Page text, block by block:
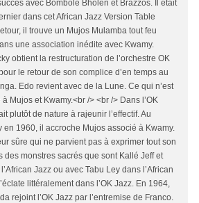
avec Bombole Bholen et Brazzos. Il était
dans cet African Jazz Version Table
il trouve un Mujos Mulamba tout feu
une association inédite avec Kwamy.
obtient la restructuration de l’orchestre OK
le retour de son complice d’en temps au
Edo revient avec de la Lune. Ce qui n’est
Mujos et Kwamy.<br /> <br /> Dans l’OK
plutôt de nature à rajeunir l’effectif. Au
en 1960, il accroche Mujos associé à Kwamy.
sûre qui ne parvient pas à exprimer tout son
des monstres sacrés que sont Kallé Jeff et
Jazz ou avec Tabu Ley dans l’African
littéralement dans l’OK Jazz. En 1964,
rejoint l’OK Jazz par l’entremise de Franco.